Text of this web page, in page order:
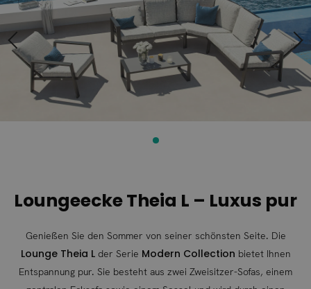
springen
springen
Loungeecke Theia L – Luxus pur
Genießen Sie den Sommer von seiner schönsten Seite. Die
Lounge Theia Lder Serie Modern Collection bietet Ihnen
Entspannung pur. Sie besteht aus zwei Zweisitzer-Sofas, einem